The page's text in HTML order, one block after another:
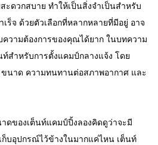
ะดวกสบาย ทำให้เป็นสิ่งจำเป็นสำหรับ
ร็จ ด้วยตัวเลือกที่หลากหลายที่มีอยู่ อาจ
ความต้องการของคุณได้ยาก ในบทความ
ท์สำหรับการตั้งแคมป์กลางแจ้ง โดย
นาด ความทนทานต่อสภาพอากาศ และ
ดของเต็นท์แคมป์ปิ้งลองคิดดูว่าจะมี
บอุปกรณ์ไว้ข้างในมากแค่ไหน เต็นท์